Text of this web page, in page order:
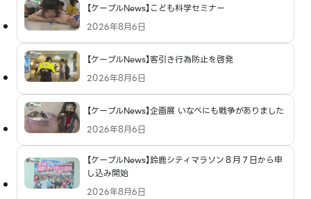
【ケーブルNews】こども科学セミナー
2026年8月6日
【ケーブルNews】客引き行為防止を啓発
2026年8月6日
【ケーブルNews】企画展 いなべにも戦争がありました
2026年8月6日
【ケーブルNews】鈴鹿シティマラソン８月７日から申
し込み開始
2026年8月6日